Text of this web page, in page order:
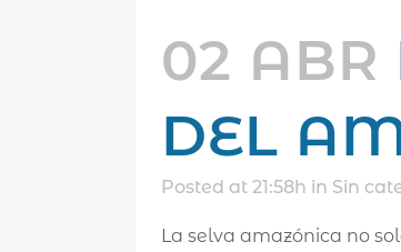
02 ABR
DEL
Posted at 21:58h in Sin
La selva amazónica no